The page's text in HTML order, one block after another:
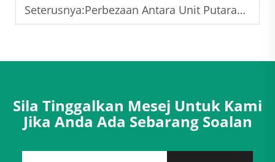
Seterusnya:Perbezaan Antara Unit Putaran Udara dan Unit Pengendalian Udara
Sila Tinggalkan Mesej Untuk Kami
Jika Anda Ada Sebarang Soalan